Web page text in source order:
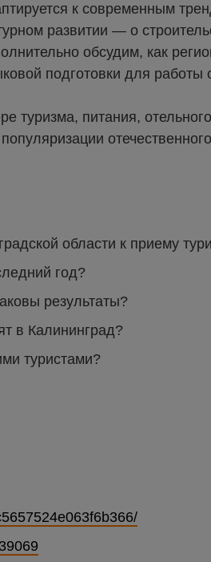
к современным
развитии — о
обсудим, как
подготовки для
туризма, питания,
области к приему
год?
результаты?
в Калининград?
туристами?